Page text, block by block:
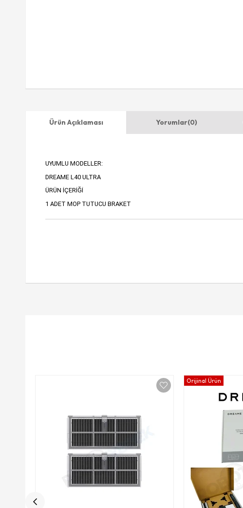
Ürün Açıklaması Yorumlar(0)
UYUMLU MODELLER:
DREAME L40 ULTRA
ÜRÜN İÇERİĞİ
1 ADET MOP TUTUCU BRAKET
Orijinal Ürün